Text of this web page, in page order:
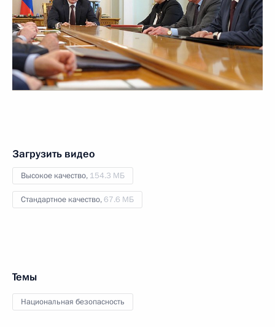
Загрузить видео
Высокое качество, 154.3 МБ
Стандартное качество,67.6 МБ
Темы
Национальная безопасность